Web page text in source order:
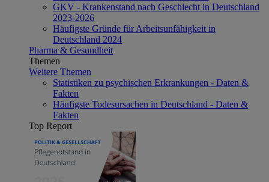
GKV - Krankenstand nach Geschlecht in Deutschland
2023-2026
Häufigste Gründe für Arbeitsunfähigkeit in
Deutschland 2024
Pharma & Gesundheit
Themen
Weitere Themen
Statistiken zu psychischen Erkrankungen - Daten &
Fakten
Häufigste Todesursachen in Deutschland - Daten &
Fakten
Top Report